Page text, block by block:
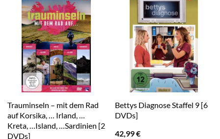
Trauminseln – mit dem Rad
auf Korsika, … Irland, …
Kreta, …Island, …Sardinien [2
DVDs]
Bettys Diagnose Staffel 9 [6
DVDs]
42,99€